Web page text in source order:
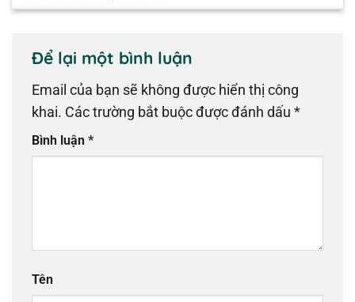
Để lại một bình luận
Email của bạn sẽ không được hiển thị công
khai. Các trường bắt buộc được đánh dấu *
Bình luận *
Tên